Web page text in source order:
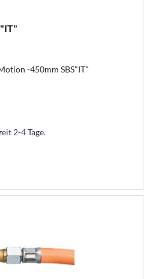
-450mm SBS"IT"
2-4 Tage.